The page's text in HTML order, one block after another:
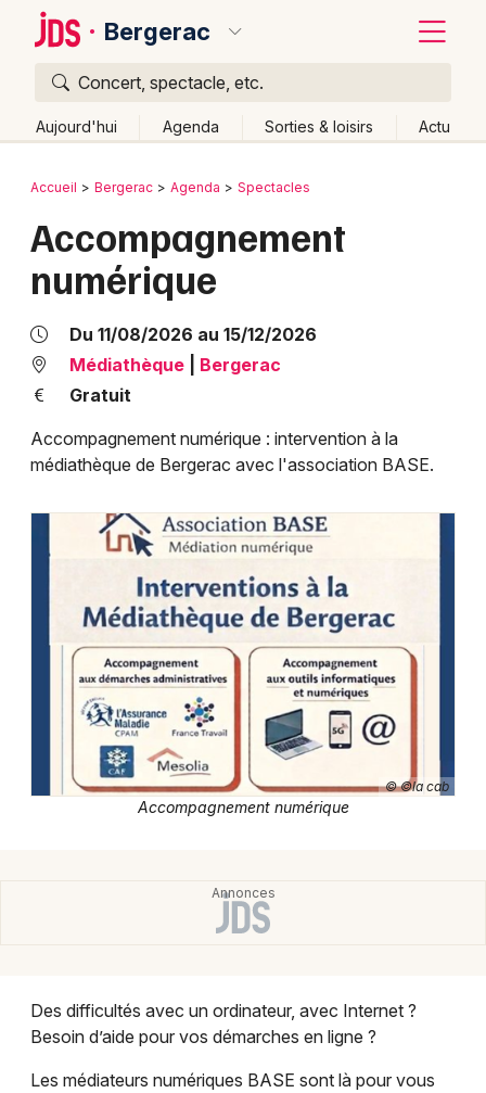
Bergerac
Concert, spectacle, etc.
Aujourd'hui Agenda Sorties & loisirs Actu
Publier un événement
Grands événements
Activité & Expérience
Foires & salons
Spectacles
Sports
Soirées
Sorties famille
Expos
Spectacles en Dordogne
Spectacles en Nouvelle-Aquitaine
Bordeaux
Colmar
Lyon
Marseille
Mulhouse
Strasbourg
Toulouse
Toutes les villes
Retour
Accueil Bergerac Agenda Spectacles
Accompagnement
numérique
Du 11/08/2026 au 15/12/2026
Médiathèque
Bergerac
Gratuit
Accompagnement numérique : intervention à la
médiathèque de Bergerac avec l'association BASE.
© ©la cab
Accompagnement numérique
Des difficultés avec un ordinateur, avec Internet ?
Besoin d’aide pour vos démarches en ligne ?
Les médiateurs numériques BASE sont là pour vous
Quoi ?
Où ?
Partout
Près de moi Changer de lieu
Quand ?
Aujourd'hui
Demain Ce week-end